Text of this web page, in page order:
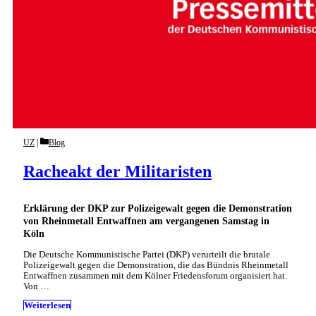
Erklärung der DKP zur Polizeigewalt gegen die Demonstration
von Rheinmetall Entwaffnen am vergangenen Samstag in
Köln
Racheakt der Militaristen
UZ Categories
Blog
Die Deutsche Kommunistische Partei (DKP) verurteilt die brutale
Polizeigewalt gegen die Demonstration, die das Bündnis Rheinmetall
Entwaffnen zusammen mit dem Kölner Friedensforum organisiert hat.
Von …
Weiterlesen